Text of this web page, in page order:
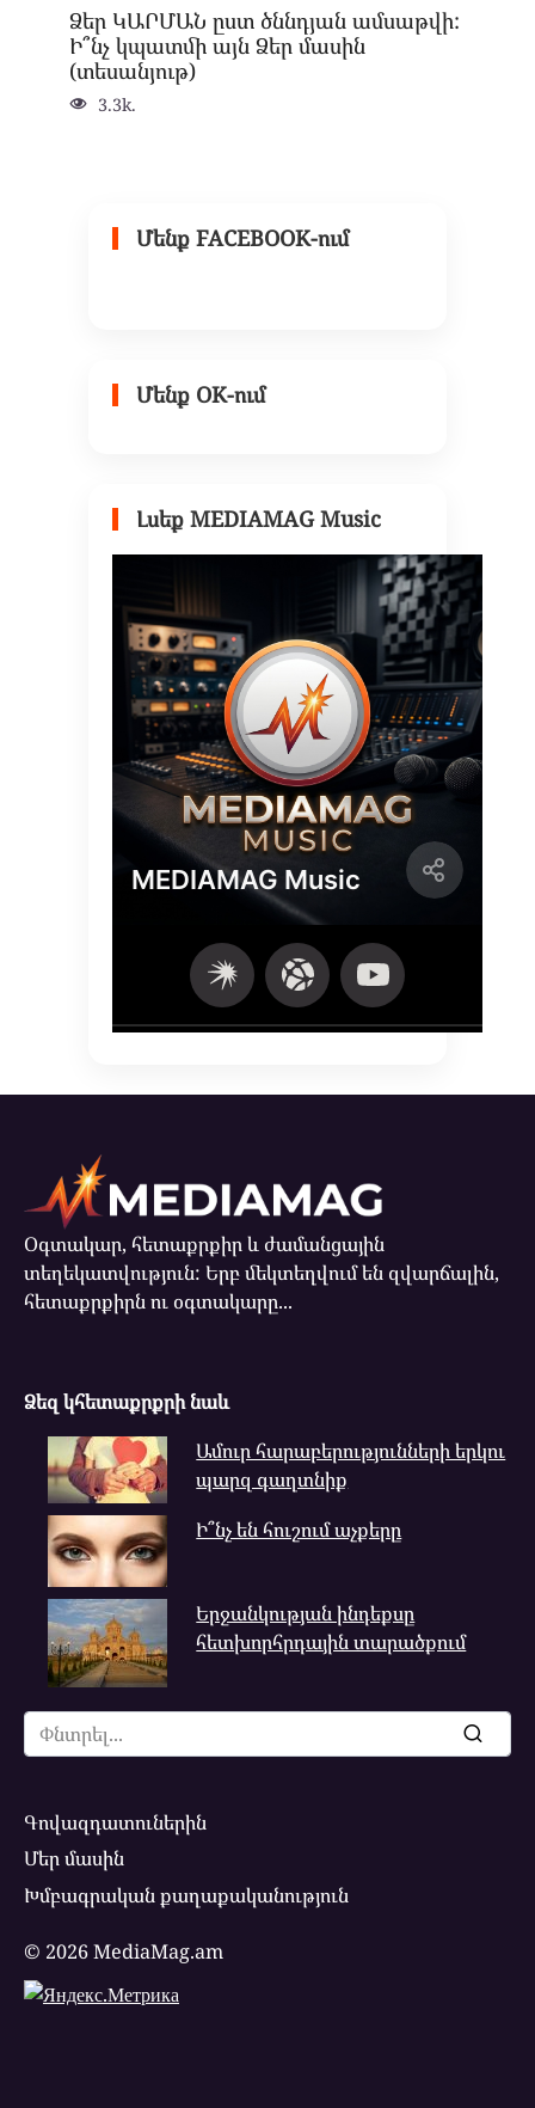
Ձեր ԿԱՐՄԱՆ ըստ ծննդյան ամսաթվի:
Ի՞նչ կպատմի այն Ձեր մասին
(տեսանյութ)
3.3k.
Մենք FACEBOOK-ում
Մենք OK-ում
Լսեք MEDIAMAG Music
Օգտակար, հետաքրքիր և ժամանցային
տեղեկատվություն: Երբ մեկտեղվում են զվարճալին,
հետաքրքիրն ու օգտակարը...
Ձեզ կհետաքրքրի նաև
Ամուր հարաբերությունների երկու
պարզ գաղտնիք
Ի՞նչ են հուշում աչքերը
Երջանկության ինդեքսը
հետխորհրդային տարածքում
Search
for:
Գովազդատուներին
Մեր մասին
Խմբագրական քաղաքականություն
© 2026 MediaMag.am